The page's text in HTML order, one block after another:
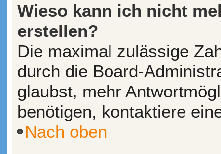
Wieso kann ich nicht
erstellen?
Die maximal zulässige
durch die Board-
glaubst, mehr
benötigen, kontaktiere
Nach oben